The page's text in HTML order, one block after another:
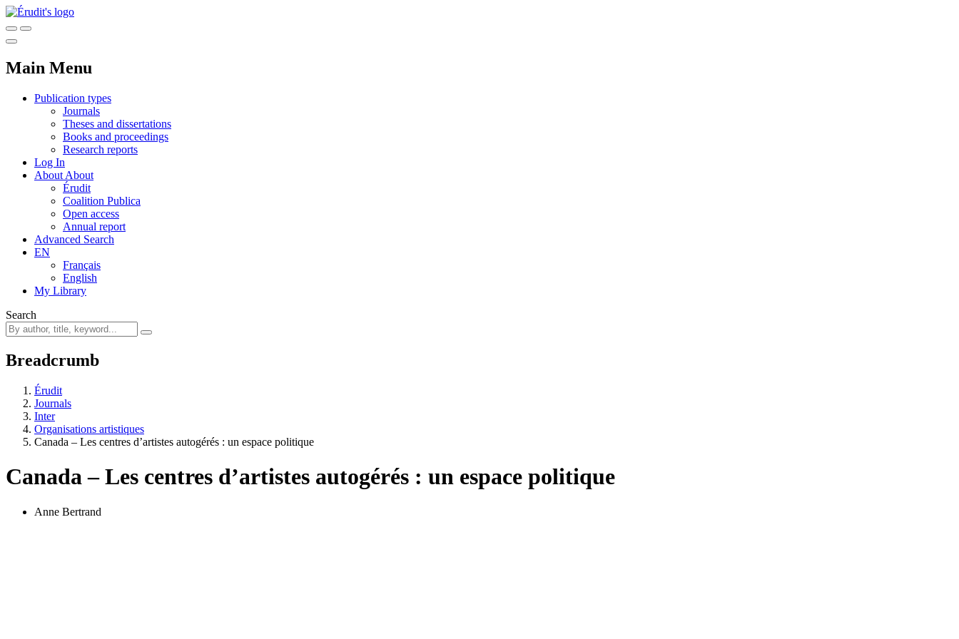
Main Menu
Publication types
Journals
Theses and dissertations
Books and proceedings
Research reports
Log In
About About
Érudit
Coalition Publica
Open access
Annual report
Advanced Search
EN
Français
English
My Library
Search
Breadcrumb
Érudit
Journals
Inter
Organisations artistiques
Canada – Les centres d’artistes autogérés : un espace politique
Canada – Les centres d’artistes autogérés : un espace politique
Anne Bertrand